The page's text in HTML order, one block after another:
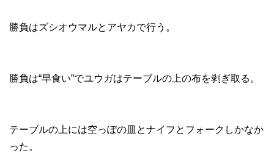
勝負はズシオウマルとアヤカで行う。
勝負は“早食い”でユウガはテーブルの上の布を剥ぎ取る。
テーブルの上には空っぽの皿とナイフとフォークしかなか
った。